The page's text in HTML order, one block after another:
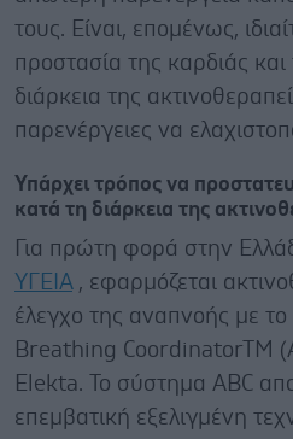
τους. Είναι, επομένως,
προστασία της καρδιάς
διάρκεια της
παρενέργειες να
Υπάρχει τρόπος να
κατά τη διάρκεια της
Για πρώτη φορά στην
ΥΓΕΙΑ, εφαρμόζεται
έλεγχο της αναπνοής με
Breathing CoordinatorTM
Elekta. Το σύστημα ABC
επεμβατική εξελιγμένη